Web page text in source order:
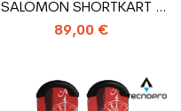
SALOMON SHORTKART +
FIXATIONS
89,00 €